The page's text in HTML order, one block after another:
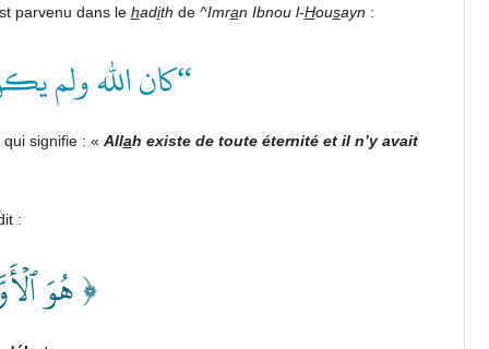
parvenu dans le hadith de ^Imran Ibnou l-Housayn :
“كان الله ولم
qui signifie : « Allah existe de toute éternité et il n’y avait
:
﴿ هُوَ